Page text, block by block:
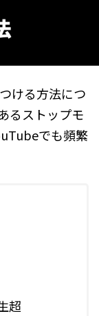
ける方法につ
るストップモ
でも頻繁
超